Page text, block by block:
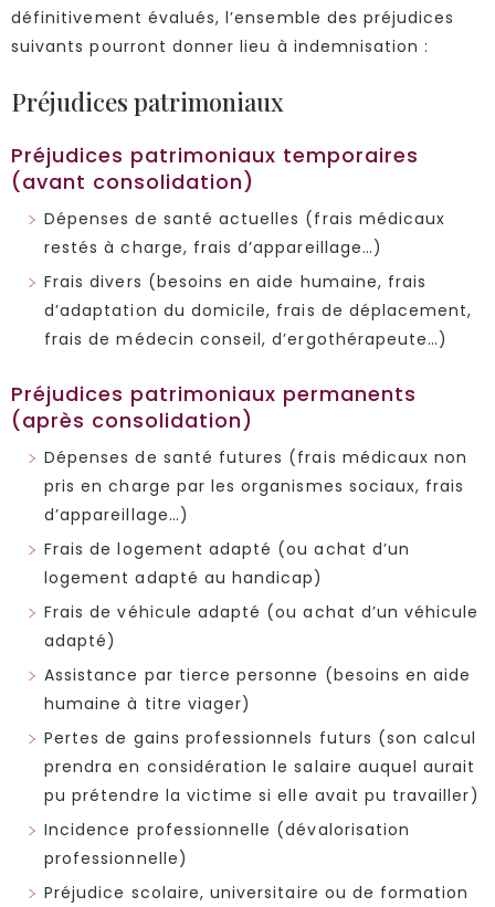
définitivement évalués, l’ensemble des préjudices
suivants pourront donner lieu à indemnisation :
Préjudices patrimoniaux
Préjudices patrimoniaux temporaires
(avant consolidation)
Dépenses de santé actuelles (frais médicaux
restés à charge, frais d’appareillage…)
Frais divers (besoins en aide humaine, frais
d’adaptation du domicile, frais de déplacement,
frais de médecin conseil, d’ergothérapeute…)
Préjudices patrimoniaux permanents
(après consolidation)
Dépenses de santé futures (frais médicaux non
pris en charge par les organismes sociaux, frais
d’appareillage…)
Frais de logement adapté (ou achat d’un
logement adapté au handicap)
Frais de véhicule adapté (ou achat d’un véhicule
adapté)
Assistance par tierce personne (besoins en aide
humaine à titre viager)
Pertes de gains professionnels futurs (son calcul
prendra en considération le salaire auquel aurait
pu prétendre la victime si elle avait pu travailler)
Incidence professionnelle (dévalorisation
professionnelle)
Préjudice scolaire, universitaire ou de formation